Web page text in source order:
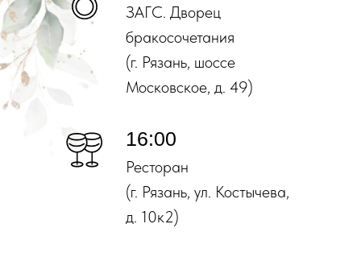
ЗАГС. Дворец
бракосочетания
(г. Рязань, шоссе
Московское, д. 49)
16:00
Ресторан
(г. Рязань, ул. Костычева,
д. 10к2)